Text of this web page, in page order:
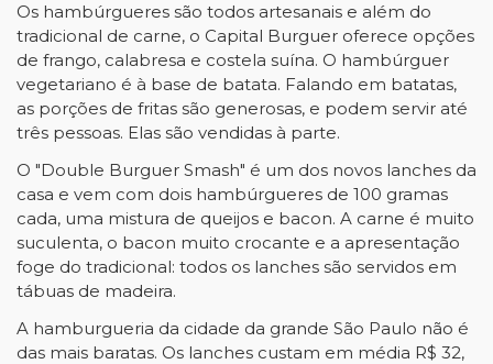
Os hambúrgueres são todos artesanais e além do
tradicional de carne, o Capital Burguer oferece opções
de frango, calabresa e costela suína. O hambúrguer
vegetariano é à base de batata. Falando em batatas,
as porções de fritas são generosas, e podem servir até
três pessoas. Elas são vendidas à parte.
O "Double Burguer Smash" é um dos novos lanches da
casa e vem com dois hambúrgueres de 100 gramas
cada, uma mistura de queijos e bacon. A carne é muito
suculenta, o bacon muito crocante e a apresentação
foge do tradicional: todos os lanches são servidos em
tábuas de madeira.
A hamburgueria da cidade da grande São Paulo não é
das mais baratas. Os lanches custam em média R$ 32,